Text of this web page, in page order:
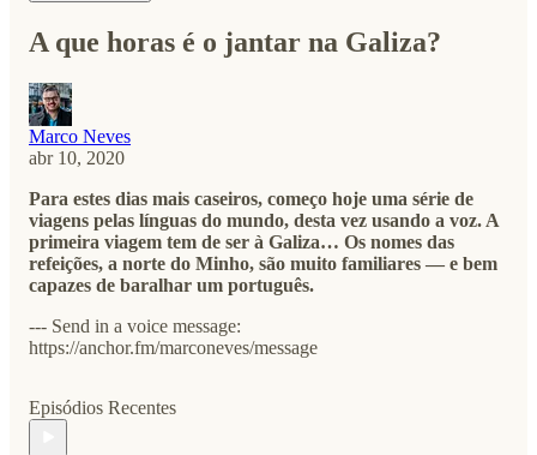
A que horas é o jantar na Galiza?
Marco Neves
abr 10, 2020
Para estes dias mais caseiros, começo hoje uma série de
viagens pelas línguas do mundo, desta vez usando a voz. A
primeira viagem tem de ser à Galiza… Os nomes das
refeições, a norte do Minho, são muito familiares — e bem
capazes de baralhar um português.
--- Send in a voice message:
https://anchor.fm/marconeves/message
Episódios Recentes